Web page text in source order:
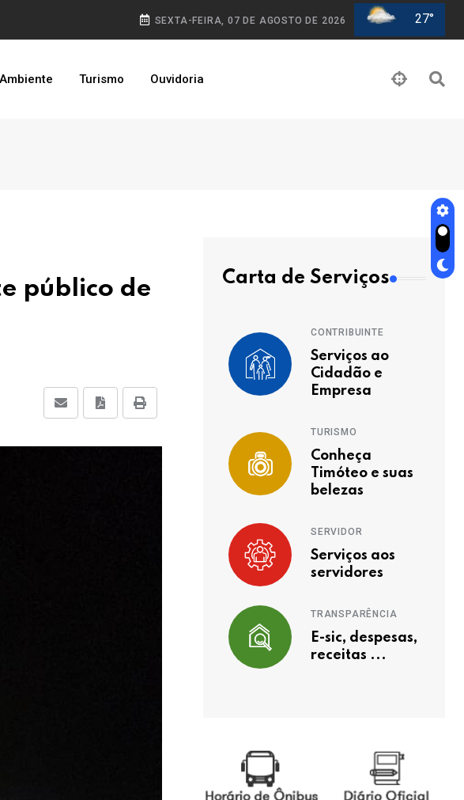
SEXTA-FEIRA, 07 DE AGOSTO DE 2026 27°
Turismo Ouvidoria
público de
Carta de Serviços
CONTRIBUINTE
Serviços ao
Cidadão e
Empresa
TURISMO
Conheça
Timóteo e suas
belezas
SERVIDOR
Serviços aos
servidores
TRANSPARÊNCIA
E-sic, despesas,
receitas ...